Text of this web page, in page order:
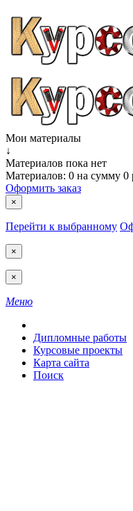
Мои материалы
↓
Материалов пока нет
Материалов: 0 на сумму 0
Оформить заказ
×
Перейти к выбранному
×
×
Меню
Дипломные работы
Курсовые проекты
Карта сайта
Поиск